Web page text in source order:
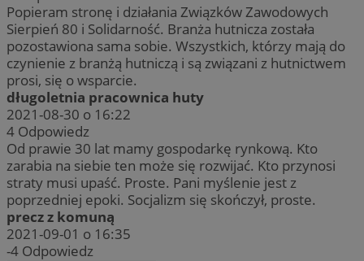
Popieram stronę i działania Związków Zawodowych
Sierpień 80 i Solidarność. Branża hutnicza została
pozostawiona sama sobie. Wszystkich, którzy mają do
czynienie z branżą hutniczą i są związani z hutnictwem
prosi, się o wsparcie.
długoletnia pracownica huty
2021-08-30 o 16:22
4 Odpowiedz
Od prawie 30 lat mamy gospodarkę rynkową. Kto
zarabia na siebie ten może się rozwijać. Kto przynosi
straty musi upaść. Proste. Pani myślenie jest z
poprzedniej epoki. Socjalizm się skończył, proste.
precz z komuną
2021-09-01 o 16:35
-4 Odpowiedz